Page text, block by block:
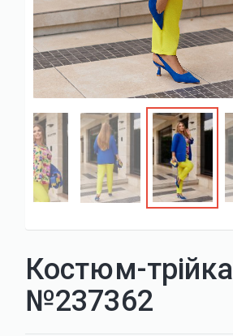
Костюм-трійка
№237362